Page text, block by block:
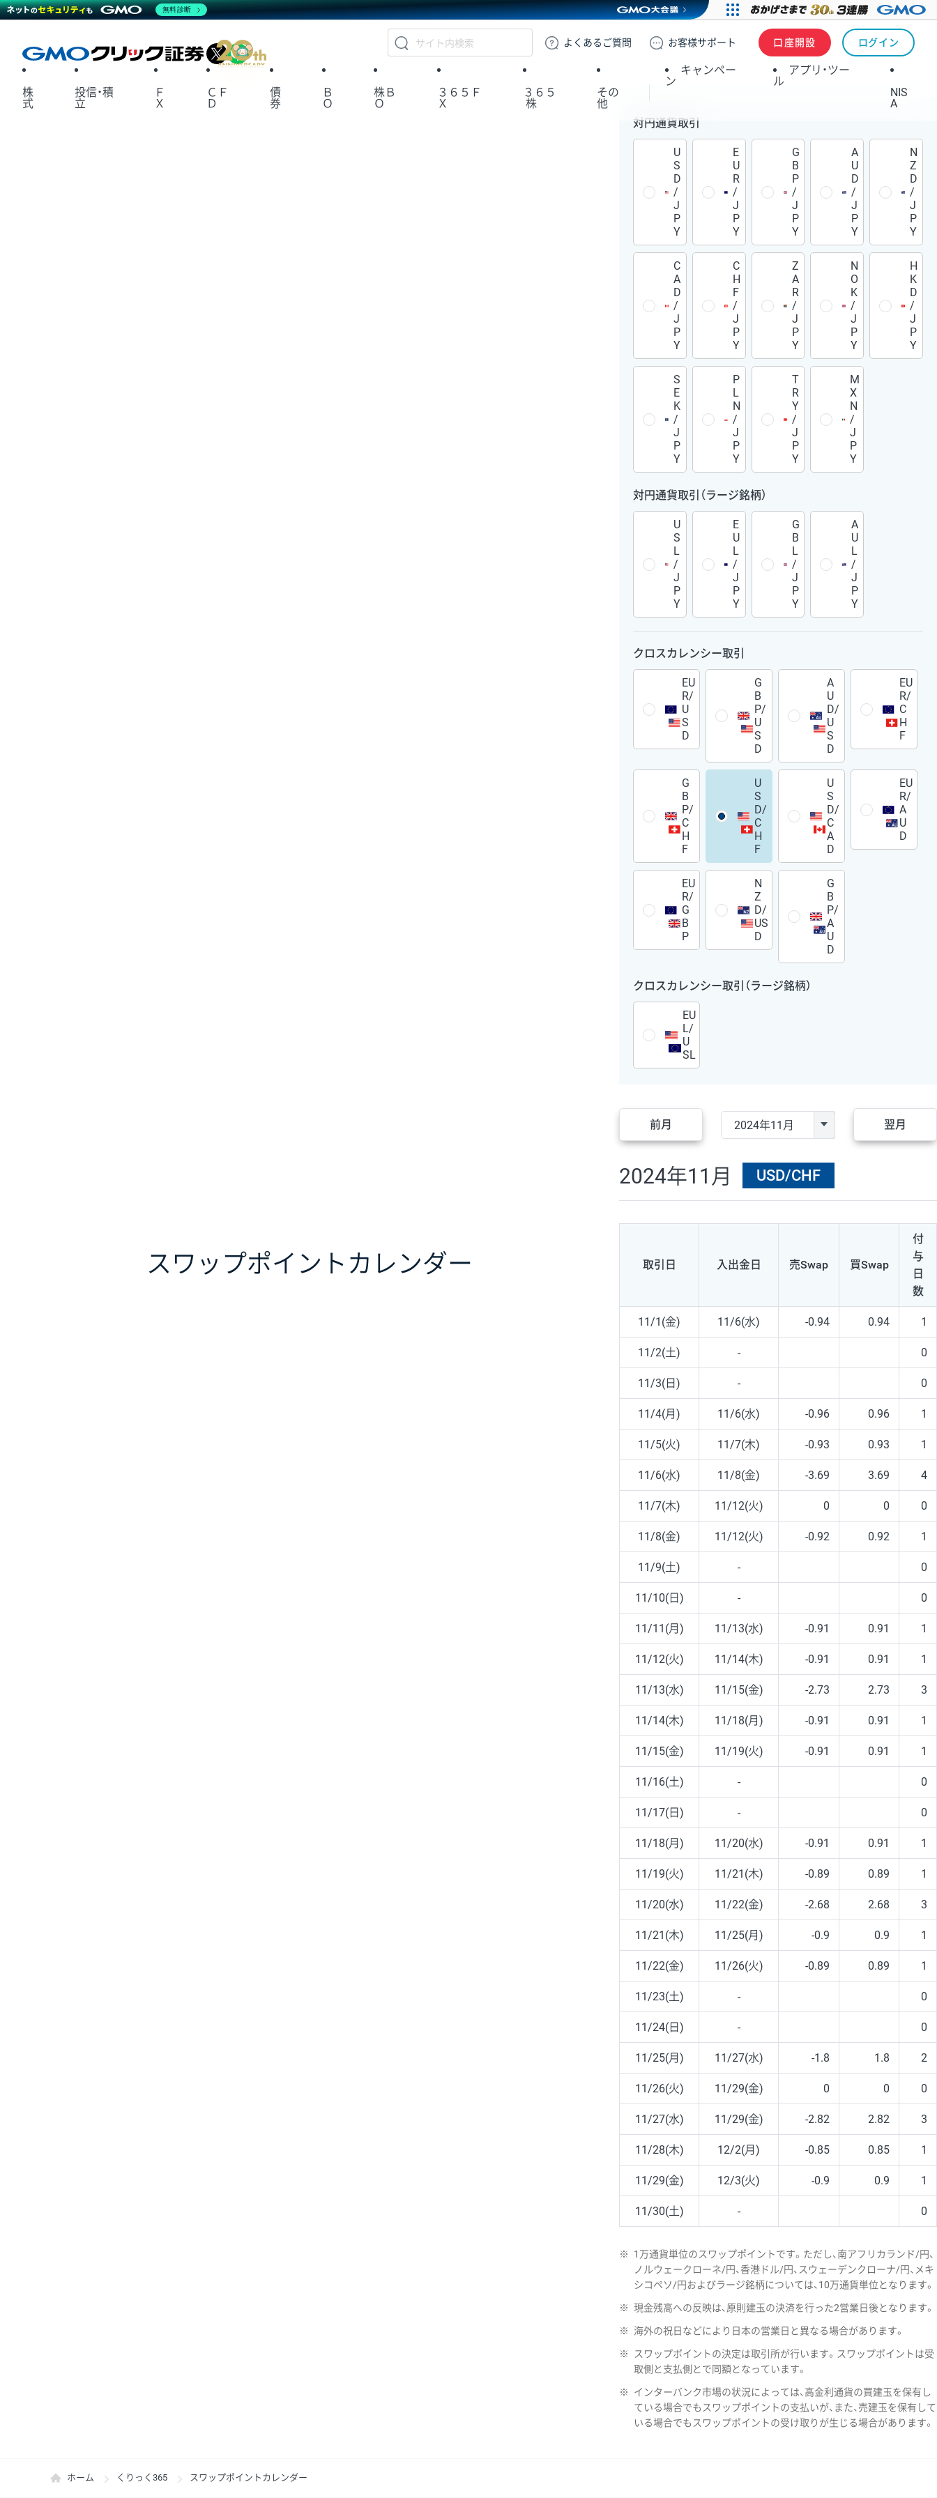
GMOクリック証券
よくある ご質問 お客様サポート 口座開設 ログイン
X
株
式
投信・積
立
Ｆ
Ｘ
ＣＦ
Ｄ
債
券
Ｂ
Ｏ
株Ｂ
Ｏ
３６５Ｆ
Ｘ
３６５
株
その
他
キャンペー
ン
アプリ・ツー
ル
NIS
A
スワップポイント カレンダー
対円通貨取引
U
S
D
/
J
P
Y
E
U
R
/
J
P
Y
G
B
P
/
J
P
Y
A
U
D
/
J
P
Y
N
Z
D
/
J
P
Y
C
A
D
/
J
P
Y
C
H
F
/
J
P
Y
Z
A
R
/
J
P
Y
N
O
K
/
J
P
Y
H
K
D
/
J
P
Y
S
E
K
/
J
P
Y
P
L
N
/
J
P
Y
T
R
Y
/
J
P
Y
M
X
N
/
J
P
Y
対円通貨取引（ラージ銘柄）
U
S
L
/
J
P
Y
E
U
L
/
J
P
Y
G
B
L
/
J
P
Y
A
U
L
/
J
P
Y
クロスカレンシー取引
EU
R/
U
S
D
G
B
P/
U
S
D
A
U
D/
U
S
D
EU
R/
C
H
F
G
B
P/
C
H
F
U
S
D/
C
H
F
U
S
D/
C
A
D
EU
R/
A
U
D
EU
R/
G
B
P
N
Z
D/
US
D
G
B
P/
A
U
D
クロスカレンシー取引（ラージ銘柄）
EU
L/
U
SL
前月 翌月
2024年11月 USD/CHF
取引日 入出金日 売Swap 買Swap
付
与
日
数
11/1(金) 11/6(水) -0.94 0.94 1
11/2(土) - 0
11/3(日) - 0
11/4(月) 11/6(水) -0.96 0.96 1
11/5(火) 11/7(木) -0.93 0.93 1
11/6(水) 11/8(金) -3.69 3.69 4
11/7(木) 11/12(火) 0 0 0
11/8(金) 11/12(火) -0.92 0.92 1
11/9(土) - 0
11/10(日) - 0
11/11(月) 11/13(水) -0.91 0.91 1
11/12(火) 11/14(木) -0.91 0.91 1
11/13(水) 11/15(金) -2.73 2.73 3
11/14(木) 11/18(月) -0.91 0.91 1
11/15(金) 11/19(火) -0.91 0.91 1
11/16(土) - 0
11/17(日) - 0
11/18(月) 11/20(水) -0.91 0.91 1
11/19(火) 11/21(木) -0.89 0.89 1
11/20(水) 11/22(金) -2.68 2.68 3
11/21(木) 11/25(月) -0.9 0.9 1
11/22(金) 11/26(火) -0.89 0.89 1
11/23(土) - 0
11/24(日) - 0
11/25(月) 11/27(水) -1.8 1.8 2
11/26(火) 11/29(金) 0 0 0
11/27(水) 11/29(金) -2.82 2.82 3
11/28(木) 12/2(月) -0.85 0.85 1
11/29(金) 12/3(火) -0.9 0.9 1
11/30(土) - 0
※
1万通貨単位のスワップポイントです。ただし、南アフリカランド/円、
ノルウェークローネ/円、香港ドル/円、スウェーデンクローナ/円、メキ
シコペソ/円およびラージ銘柄については、10万通貨単位となります。
※ 現金残高への反映は、原則建玉の決済を行った2営業日後となります。
※ 海外の祝日などにより日本の営業日と異なる場合があります。
※
スワップポイントの決定は取引所が行います。スワップポイントは受
取側と支払側とで同額となっています。
※
インターバンク市場の状況によっては、高金利通貨の買建玉を保有し
ている場合でもスワップポイントの支払いが、また、売建玉を保有して
いる場合でもスワップポイントの受け取りが生じる場合があります。
ホーム くりっく365 スワップポイントカレンダー
無料診断